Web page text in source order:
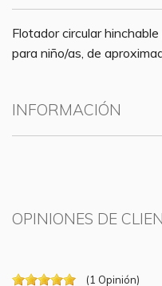
Flotador circular
para niño/as, de
INFORMACIÓN
OPINIONES DE
(1 Opinión)